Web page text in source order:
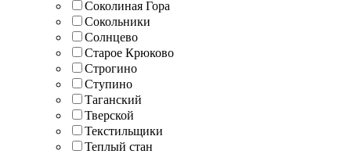
Соколиная Гора
Сокольники
Солнцево
Старое Крюково
Строгино
Ступино
Таганский
Тверской
Текстильщики
Теплый стан